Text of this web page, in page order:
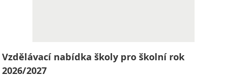
Vzdělávací nabídka školy pro školní rok
2026/2027